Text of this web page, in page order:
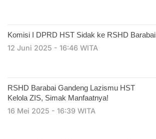
Komisi I DPRD HST Sidak ke RSHD Barabai
12 Juni 2025 - 16:46 WITA
RSHD Barabai Gandeng Lazismu HST
Kelola ZIS, Simak Manfaatnya!
16 Mei 2025 - 16:39 WITA